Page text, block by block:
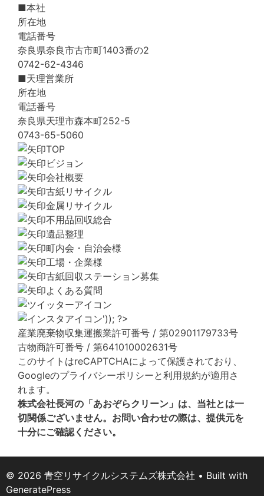
■本社
所在地
電話番号
奈良県奈良市古市町1403番の2
0742-62-4346
■天理営業所
所在地
電話番号
奈良県天理市森本町252-5
0743-65-5060
TOP
ビジョン
会社概要
古紙リサイクル
金属リサイクル
不用品回収総合
遺品整理
町内会・自治会様
工場・企業様
古紙回収ステーション募集
よくある質問
産業廃棄物収集運搬業許可番号 / 第02901179733号
古物商許可番号 / 第641010002631号
このサイトはreCAPTCHAによって保護されており、
Googleのプライバシーポリシーと利用規約が適用さ
れます。
株式会社長河の「あおぞらクリーン」は、当社とは一
切関係ございません。お問い合わせの際は、提供元を
十分にご確認ください。
© 2026 青空リサイクルシステムズ株式会社 • Built with
GeneratePress